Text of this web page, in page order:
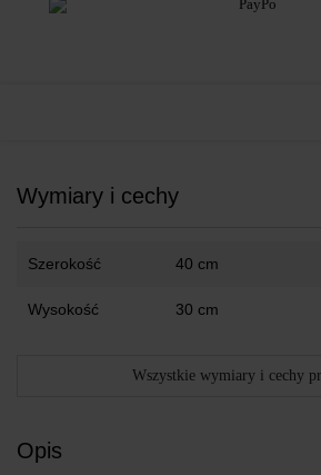
Wymiary i cechy
Szerokość 40 cm
Wysokość 30 cm
Wszystkie wymiary i cechy
Opis